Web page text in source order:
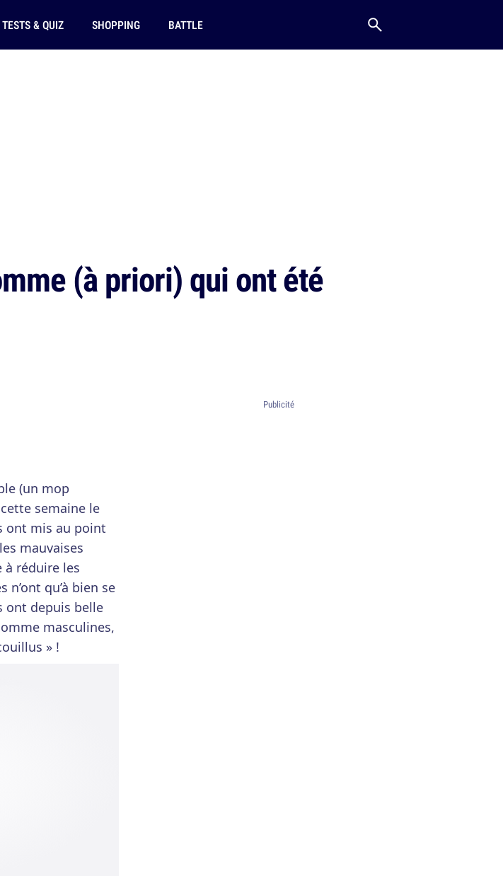
TESTS & QUIZ SHOPPING BATTLE
(à priori) qui ont été
(un mop
semaine le
ont mis au point
mauvaises
réduire les
qu’à bien se
ont depuis belle
masculines,
» !